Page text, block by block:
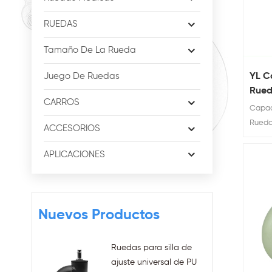
RUEDAS
Tamaño De La Rueda
Juego De Ruedas
CARROS
ACCESORIOS
APLICACIONES
Nuevos Productos
Ruedas para silla de
ajuste universal de PU
YL